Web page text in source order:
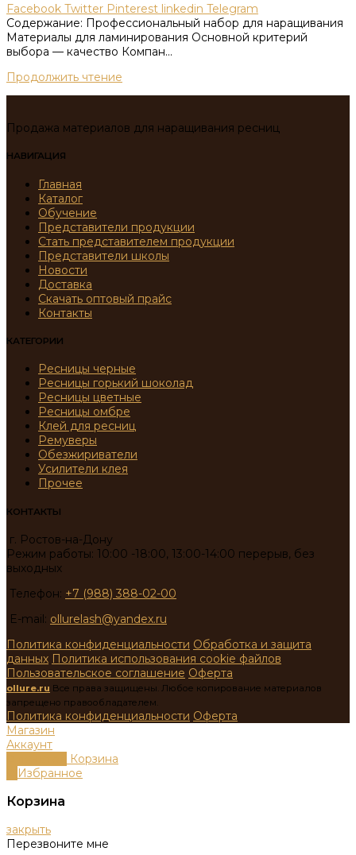
Facebook Twitter Pinterest linkedin Telegram
Содержание: Профессиональный набор для наращивания
Материалы для ламинирования Основной критерий
выбора — качество Компан...
Продолжить чтение
Продажа материалов для наращивания ресниц
НАВИГАЦИЯ
Главная
Каталог
Обучение
Представители продукции
Стать представителем продукции
Представители школы
Новости
Доставка
Скачать оптовый прайс
Контакты
КАТЕГОРИИ
Ресницы черные
Ресницы горький шоколад
Ресницы цветные
Ресницы омбре
Клей для ресниц
Ремуверы
Обезжириватели
Усилители клея
Прочее
КОНТАКТЫ
г. Ростов-на-Дону
Режим работы: 10:00 -18:00, 13:00-14:00 перерыв, без
выходных
Телефон: +7 (988) 388-02-00
E-mail: ollurelash@yandex.ru
Политика конфиденциальности Обработка и защита
данных Политика использования cookie файлов
Пользовательское соглашение Оферта
ollure.ru Все права защищены. Любое копирование материалов
запрещено правообладателем.
Политика конфиденциальности Оферта
Магазин
Аккаунт
Корзина
Избранное
Корзина
закрыть
Перезвоните мне